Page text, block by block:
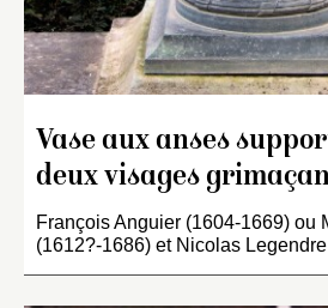
Vase aux anses
deux visages
François Anguier (1604-1669) ou
(1612?-1686) et Nicolas